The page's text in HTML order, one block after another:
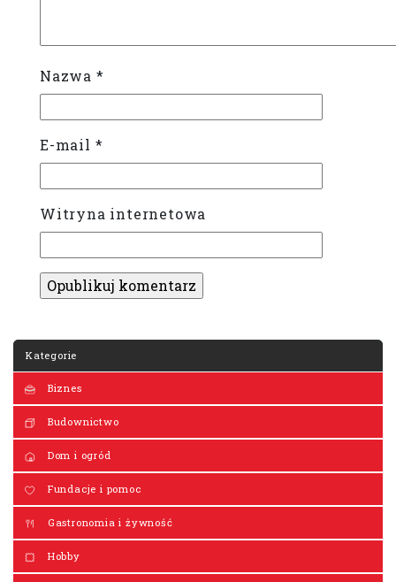
Kategorie
Biznes
Budownictwo
Dom i ogród
Fundacje i pomoc
Gastronomia i żywność
Hobby
Nazwa *
E-mail *
Witryna internetowa